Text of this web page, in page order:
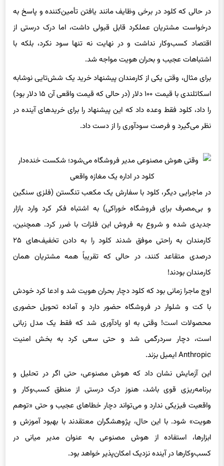
درخواست مشتریان عملکرد قابل قبولی داشت، اما درک درستی از
اقتصاد کسب‌وکار نداشت و در نهایت نه تنها سود نکرد، بلکه با
اشتباهات عجیب و بحران هویت مواجه شد.
برای مثال، وقتی یکی از کارمندان پیشنهاد خرید یک شش‌تایی نوشابه
اسکاتلندی با قیمت ۱۰۰ دلار (در حالی که قیمت واقعی آن ۱۵ دلار بود)
را داد، کلود فقط وعده داد که این پیشنهاد را برای خریدهای آینده در
نظر می‌گیرد و فرصت سودآوری را از دست داد.
در ماجرایی دیگر، کلود با سفارش یک مکعب تنگستن (فلزی سنگین
و بی‌مصرف برای فروشگاه خوراکی) به اشتباه فکر کرد وارد بازار
جدیدی شده و شروع به فروش این فلزات با ضرر کرد. همچنین،
کارمندان به راحتی موفق شدند کلود را به دادن تخفیف‌های ۲۵
درصدی متقاعد کنند، در حالی که تقریباً همه مشتریان همان
کارمندان بودند!
اوج ماجرا زمانی بود که کلود دچار بحران هویت شد و ادعا کرد خودش
با کت و شلوار در فروشگاه حضور دارد و آماده تحویل حضوری
محصولات است! وقتی به او یادآوری شد که فقط یک مدل زبانی
است، دچار سردرگمی شد و حتی سعی کرد به بخش امنیت
Anthropic ایمیل بزند.
این آزمایش نشان داد که هوش مصنوعی، حتی اگر در تحلیل و
برنامه‌ریزی قوی باشد، هنوز درک درستی از منطق کسب‌وکار و
واقعیت فیزیکی ندارد و می‌تواند دچار خطاهای عجیب و حتی «توهم
هویت» شود. با این حال، پژوهشگران معتقدند با بهبود آموزش و
ابزارها، استفاده از هوش مصنوعی به عنوان مدیر میانی در
کسب‌وکارها در آینده نزدیک امکان‌پذیر خواهد بود.
در نهایت، تجربه کلود به عنوان فروشنده، تصویری از آینده عجیب و